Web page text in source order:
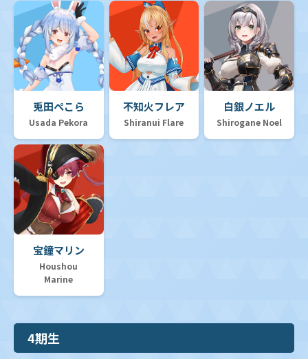
兎田ぺこら
Usada Pekora
不知火フレア
Shiranui Flare
白銀ノエル
Shirogane Noel
宝鐘マリン
Houshou
Marine
4期生